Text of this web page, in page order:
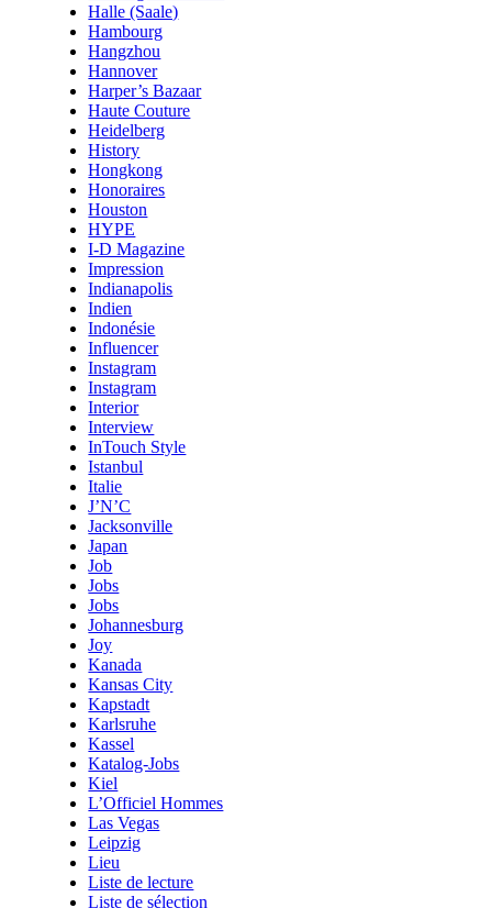
Halle (Saale)
Hambourg
Hangzhou
Hannover
Harper’s Bazaar
Haute Couture
Heidelberg
History
Hongkong
Honoraires
Houston
HYPE
I-D Magazine
Impression
Indianapolis
Indien
Indonésie
Influencer
Instagram
Instagram
Interior
Interview
InTouch Style
Istanbul
Italie
J’N’C
Jacksonville
Japan
Job
Jobs
Jobs
Johannesburg
Joy
Kanada
Kansas City
Kapstadt
Karlsruhe
Kassel
Katalog-Jobs
Kiel
L’Officiel Hommes
Las Vegas
Leipzig
Lieu
Liste de lecture
Liste de sélection